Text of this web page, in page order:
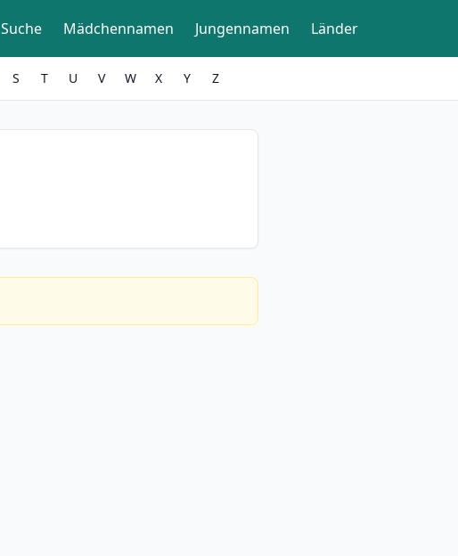
Suche Mädchennamen Jungennamen Länder
S T U V W X Y Z